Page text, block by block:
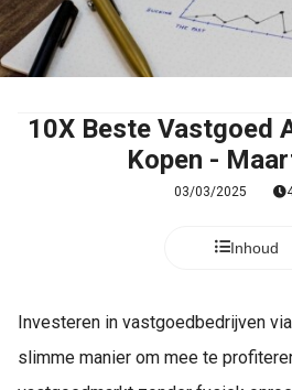
10X Beste Vastgoed
Kopen -
03/03/2025
Inhoud
Investeren in vastgoedbedrijven
slimme manier om mee te